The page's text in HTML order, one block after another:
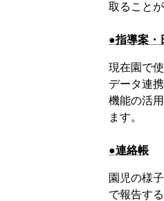
取ること
●指導案・
現在園で
データ連
機能の活
ます。
●連絡帳
園児の様
で報告す